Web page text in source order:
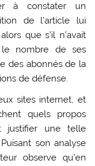
à constater un
de l’article lui
que s’il n’avait
le nombre de ses
des abonnés de la
de défense.
sites internet, et
quels propos
justifier une telle
son analyse
observe qu’en